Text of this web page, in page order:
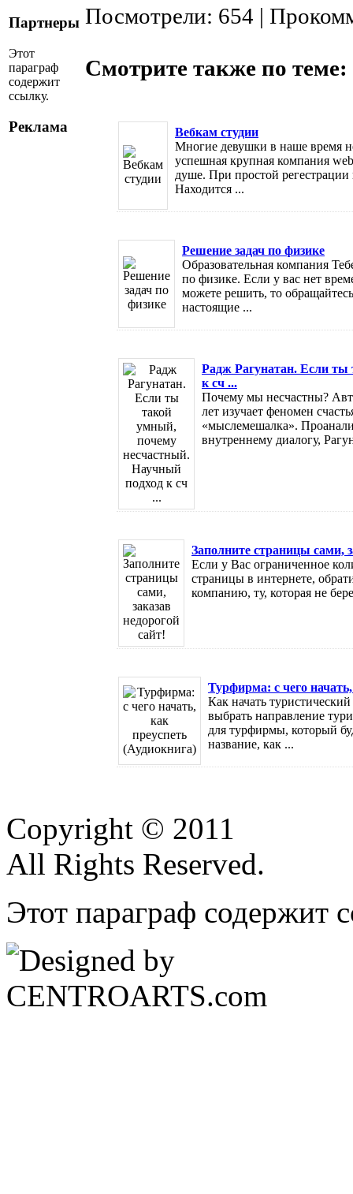
Партнеры
Этот
параграф
содержит
ссылку.
Реклама
Посмотрели: 654 |
Смотрите также по теме:
Вебкам студии
Многие девушки в наше время
успешная крупная компания
душе. При простой регестрации
Находится ...
Решение задач по физике
Образовательная компания
по физике. Если у вас нет
можете решить, то
настоящие ...
Радж Рагунатан. Если ты
к сч ...
Почему мы несчастны?
лет изучает феномен
«мыслемешалка».
внутреннему диалогу,
Заполните страницы сами,
Если у Вас ограниченное
страницы в интернете,
компанию, ту, которая не
Турфирма: с чего
Как начать
выбрать направление
для турфирмы, который
название, как ...
Copyright © 2011
All Rights Reserved.
Этот параграф содержит